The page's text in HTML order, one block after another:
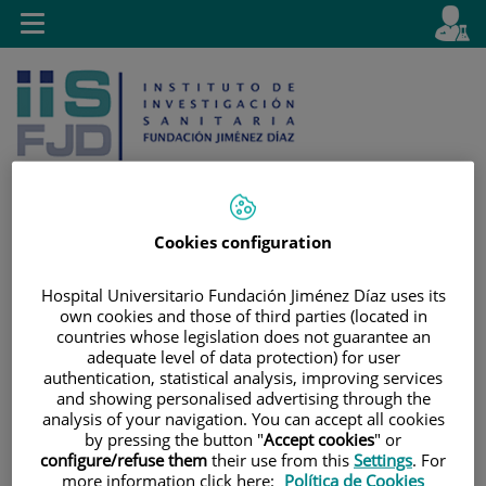
Saltar al contenido
contenido
activo
es
Toggle
navigation
Cookies configuration
Hospital Universitario Fundación Jiménez Díaz uses its
own cookies and those of third parties (located in
countries whose legislation does not guarantee an
adequate level of data protection) for user
authentication, statistical analysis, improving services
and showing personalised advertising through the
analysis of your navigation. You can accept all cookies
by pressing the button "Accept cookies" or
configure/refuse them their use from this Settings. For
more information click here: Política de Cookies